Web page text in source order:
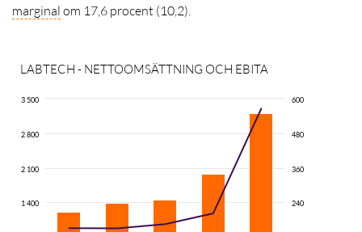
marginal om 17,6 procent (10,2).
LABTECH - NETTOOMSÄTTNING OCH EBITA
1 400
2 100
2 800
3 500
240
360
480
600